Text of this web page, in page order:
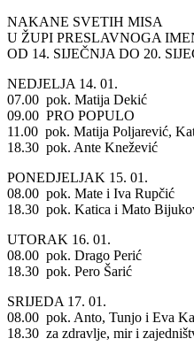
NAKANE SVETIH MISA
U ŽUPI PRESLAVNOGA
OD 14. SIJEČNJA DO 20.
NEDJELJA 14. 01.
07.00 pok. Matija Dekić
09.00 PRO POPULO
11.00 pok. Matija Poljarević,
18.30 pok. Ante Knežević
PONEDJELJAK 15. 01.
08.00 pok. Mate i Iva Rupčić
18.30 pok. Katica i Mato
UTORAK 16. 01.
08.00 pok. Drago Perić
18.30 pok. Pero Šarić
SRIJEDA 17. 01.
08.00 pok. Anto, Tunjo i Eva
18.30 za zdravlje, mir i